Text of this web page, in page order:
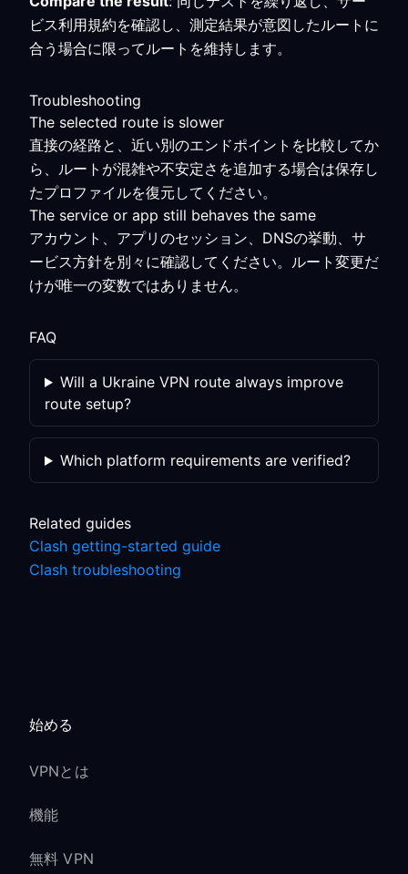
ビス利用規約を確認し、測定結果が意図したルートに
合う場合に限ってルートを維持します。
Troubleshooting
The selected route is slower
直接の経路と、近い別のエンドポイントを比較してか
ら、ルートが混雑や不安定さを追加する場合は保存し
たプロファイルを復元してください。
The service or app still behaves the same
アカウント、アプリのセッション、DNSの挙動、サ
ービス方針を別々に確認してください。ルート変更だ
けが唯一の変数ではありません。
FAQ
Will a Ukraine VPN route always improve
route setup?
Which platform requirements are verified?
Related guides
Clash getting-started guide
Clash troubleshooting
始める
VPNとは
機能
無料 VPN